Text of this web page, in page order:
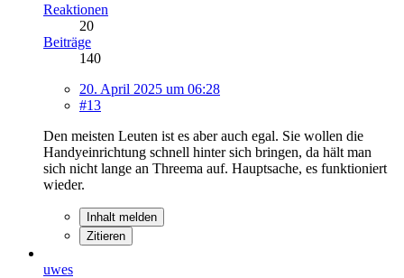
Reaktionen
20
Beiträge
140
20. April 2025 um 06:28
#13
Den meisten Leuten ist es aber auch egal. Sie wollen die
Handyeinrichtung schnell hinter sich bringen, da hält man
sich nicht lange an Threema auf. Hauptsache, es funktioniert
wieder.
Inhalt melden
Zitieren
uwes